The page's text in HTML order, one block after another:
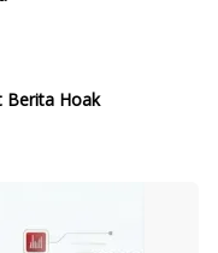
Berita Hoak